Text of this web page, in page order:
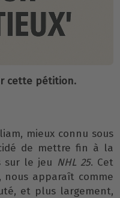
cette pétition.
mieux connu sous
de mettre fin à la
sur le jeu NHL 25. Cet
nous apparaît comme
et plus largement,